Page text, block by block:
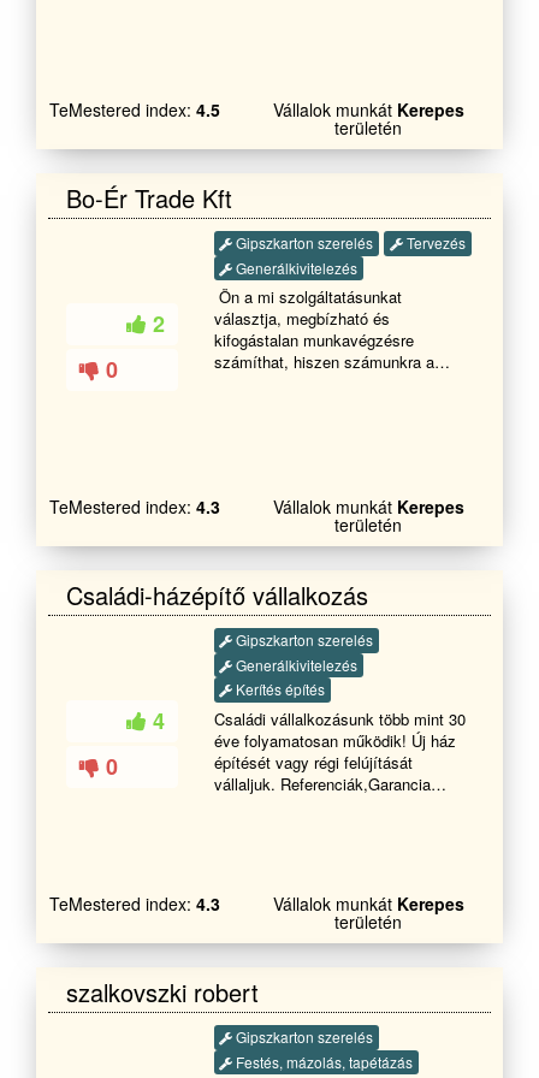
keltettem érdeklődését Hívjon
Bizalommal Köszönöm
TeMestered index: 4.5 Vállalok munkát Kerepes
területén
Bo-Ér Trade Kft
2
0
Gipszkarton szerelés
Tervezés
Generálkivitelezés
Ön a mi szolgáltatásunkat
választja, megbízható és
kifogástalan munkavégzésre
számíthat, hiszen számunkra a
építésszervezés, a különböző
építési szakmák koordinálása, és
összeségben az építkezés
jellege a családi házaktól az ipari
létesítményekig terjed.
TeMestered index: 4.3 Vállalok munkát Kerepes
területén
Családi-házépítő vállalkozás
4
0
Gipszkarton szerelés
Generálkivitelezés
Kerítés építés
Családi vállalkozásunk több mint 30
éve folyamatosan működik! Új ház
építését vagy régi felújítását
vállaljuk. Referenciák,Garancia
EPS,Grafitos,Ásványgyapot stb...
Térburkolás (Viacolor,Téglakő,Leier
betonozások, járdák,
kerítések,falazások (
Porotherm,Ytong stb.. )
Gipszkartonozás, előtét
TeMestered index: 4.3 Vállalok munkát Kerepes
területén
szalkovszki robert
Gipszkarton szerelés
Festés, mázolás, tapétázás